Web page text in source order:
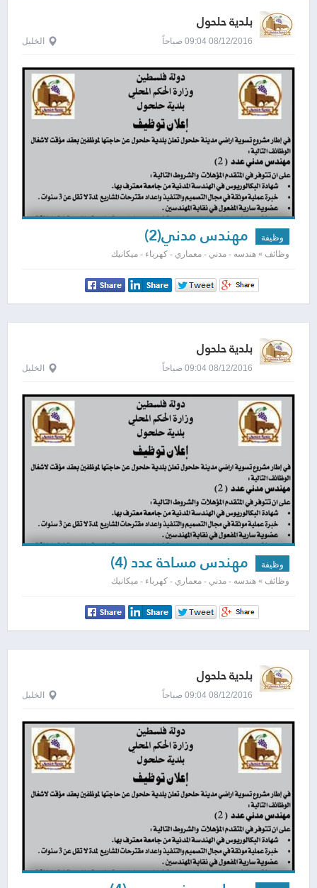
بلدية حلحول
08/12/2016 09:04 صباحاً الخليل
وظيفة مهندس مدني(2)
وظائف » هندسه - مدني - معماري - كهرباء - ميكانيك
بلدية حلحول
08/12/2016 09:04 صباحاً الخليل
وظيفة مهندس مساحة عدد (4)
وظائف » هندسه - مدني - معماري - كهرباء - ميكانيك
بلدية حلحول
08/12/2016 09:04 صباحاً الخليل